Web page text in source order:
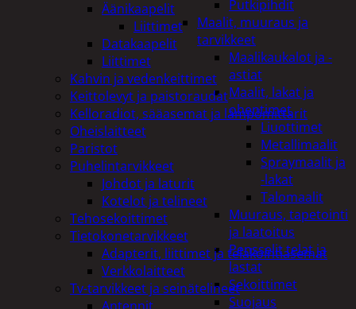
Putkipihdit
Maalit, muuraus ja
tarvikkeet
Maalikaukalot ja -
astiat
Maalit, lakat ja
ohentimet
Liuottimet
Metallimaalit
Spraymaalit ja
-lakat
Talomaalit
Muuraus, tapetointi
ja laatoitus
Pensselit telat ja
lastat
Sekoittimet
Suojaus
Äänikaapelit
Liittimet
Datakaapelit
Liittimet
Kahvin ja vedenkeittimet
Keittolevyt ja paistoraudat
Kelloradiot, sääasemat ja lämpömittarit
Oheislaitteet
Paristot
Puhelintarvikkeet
Johdot ja laturit
Kotelot ja telineet
Tehosekoittimet
Tietokonetarvikkeet
Adapterit, liittimet ja telakointiasemat
Verkkolaitteet
Tv-tarvikkeet ja seinätelineet